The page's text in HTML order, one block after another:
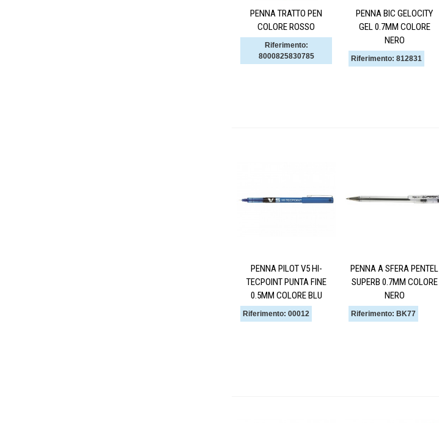
PENNA TRATTO PEN
COLORE ROSSO
Riferimento:
8000825830785
PENNA BIC GELOCITY
GEL 0.7MM COLORE
NERO
Riferimento: 812831
PENNA PILOT V5 HI-
TECPOINT PUNTA FINE
0.5MM COLORE BLU
Riferimento: 00012
PENNA A SFERA PENTEL
SUPERB 0.7MM COLORE
NERO
Riferimento: BK77